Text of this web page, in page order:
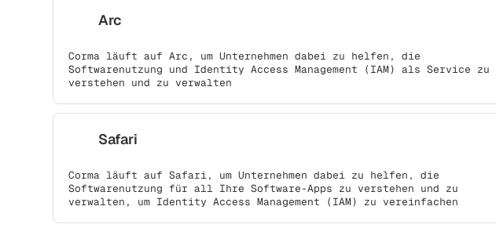
Arc
Corma läuft auf Arc, um Unternehmen dabei zu helfen, die
Softwarenutzung und Identity Access Management (IAM) als Service zu
verstehen und zu verwalten
Safari
Corma läuft auf Safari, um Unternehmen dabei zu helfen, die
Softwarenutzung für all Ihre Software-Apps zu verstehen und zu
verwalten, um Identity Access Management (IAM) zu vereinfachen